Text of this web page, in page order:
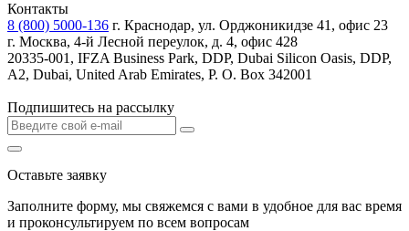
Контакты
8 (800) 5000-136 г. Краснодар, ул. Орджоникидзе 41, офис 23
г. Москва, 4-й Лесной переулок, д. 4, офис 428
20335-001, IFZA Business Park, DDP, Dubai Silicon Oasis, DDP,
A2, Dubai, United Arab Emirates, P. O. Box 342001
Подпишитесь на рассылку
Оставьте заявку
Заполните форму, мы свяжемся с вами в удобное для вас время
и проконсультируем по всем вопросам